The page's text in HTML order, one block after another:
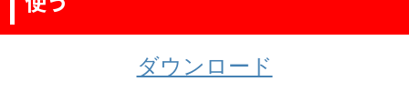
ダウンロード